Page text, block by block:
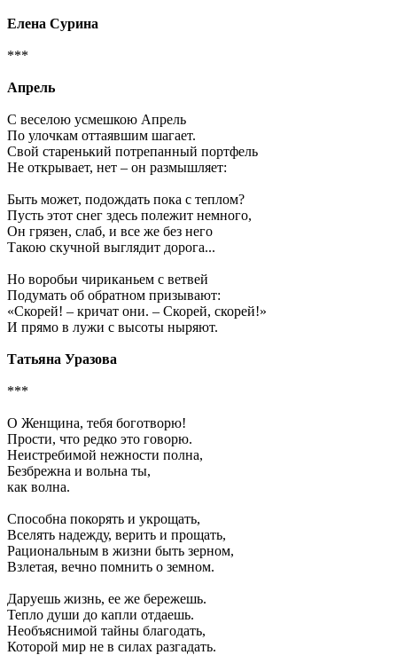
Елена Сурина
***
Апрель
С веселою усмешкою Апрель
По улочкам оттаявшим шагает.
Свой старенький потрепанный портфель
Не открывает, нет – он размышляет:
Быть может, подождать пока с теплом?
Пусть этот снег здесь полежит немного,
Он грязен, слаб, и все же без него
Такою скучной выглядит дорога...
Но воробьи чириканьем с ветвей
Подумать об обратном призывают:
«Скорей! – кричат они. – Скорей, скорей!»
И прямо в лужи с высоты ныряют.
Татьяна Уразова
***
О Женщина, тебя боготворю!
Прости, что редко это говорю.
Неистребимой нежности полна,
Безбрежна и вольна ты,
как волна.
Способна покорять и укрощать,
Вселять надежду, верить и прощать,
Рациональным в жизни быть зерном,
Взлетая, вечно помнить о земном.
Даруешь жизнь, ее же бережешь.
Тепло души до капли отдаешь.
Необъяснимой тайны благодать,
Которой мир не в силах разгадать.